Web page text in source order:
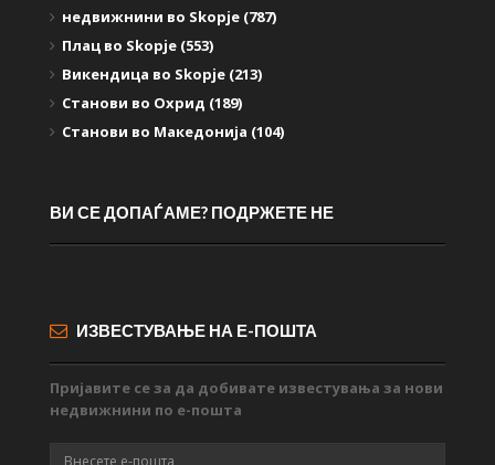
недвижнини во Skopje (787)
Плац во Skopje (553)
Викендица во Skopje (213)
Станови во Охрид (189)
Станови во Македонија (104)
ВИ СЕ ДОПАЃАМЕ? ПОДРЖЕТЕ НЕ
ИЗВЕСТУВАЊЕ НА Е-ПОШТА
Пријавите се за да добивате известувања за нови
недвижнини по е-пошта